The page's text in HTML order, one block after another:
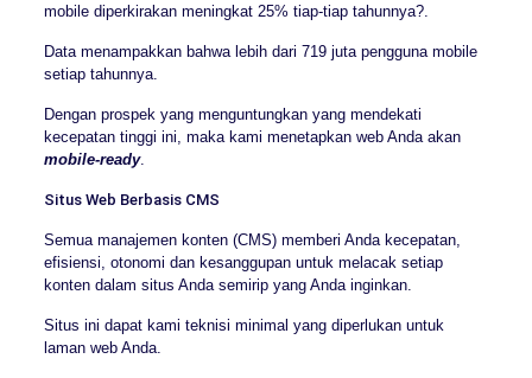
mobile diperkirakan meningkat 25% tiap-tiap tahunnya?.
Data menampakkan bahwa lebih dari 719 juta pengguna mobile
setiap tahunnya.
Dengan prospek yang menguntungkan yang mendekati
kecepatan tinggi ini, maka kami menetapkan web Anda akan
mobile-ready.
Situs Web Berbasis CMS
Semua manajemen konten (CMS) memberi Anda kecepatan,
efisiensi, otonomi dan kesanggupan untuk melacak setiap
konten dalam situs Anda semirip yang Anda inginkan.
Situs ini dapat kami teknisi minimal yang diperlukan untuk
laman web Anda.